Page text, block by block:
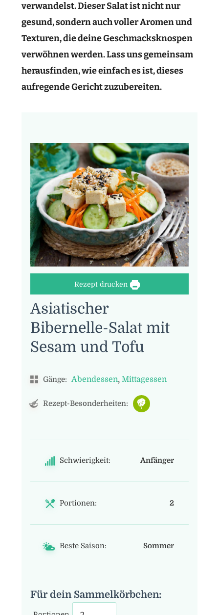
verwandelst. Dieser Salat ist nicht nur
gesund, sondern auch voller Aromen und
Texturen, die deine Geschmacksknospen
verwöhnen werden. Lass uns gemeinsam
herausfinden, wie einfach es ist, dieses
aufregende Gericht zuzubereiten.
Rezept drucken
Asiatischer
Bibernelle-Salat mit
Sesam und Tofu
Gänge: Abendessen, Mittagessen
Rezept-Besonderheiten:
Schwierigkeit: Anfänger
Portionen: 2
Beste Saison: Sommer
Für dein Sammelkörbchen: